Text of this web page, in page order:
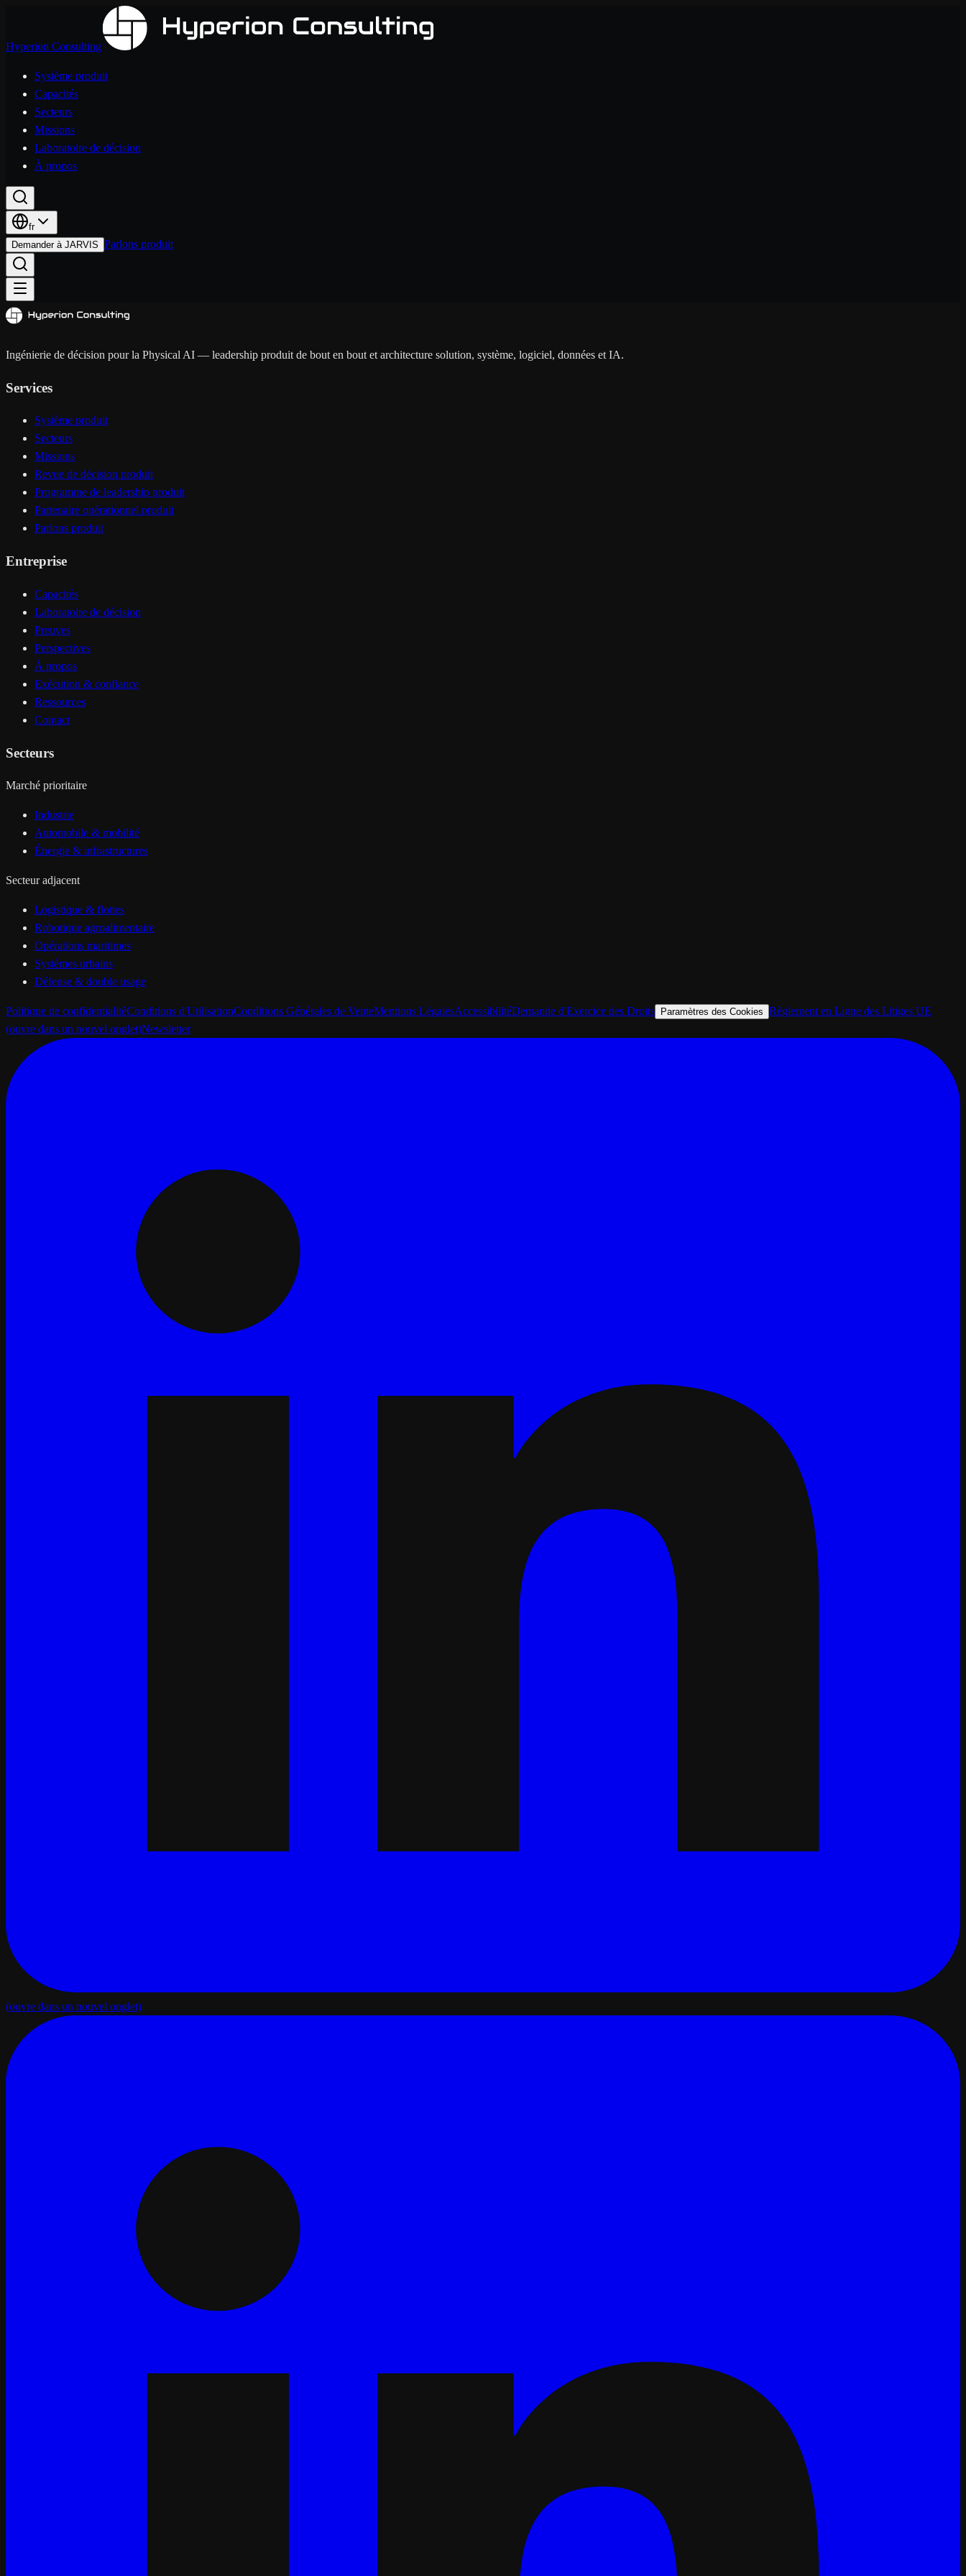
Hyperion Consulting
Système produit
Capacités
Secteurs
Missions
Laboratoire de décision
À propos
fr
Demander à JARVIS Parlons produit
Ingénierie de décision pour la Physical AI — leadership produit de bout en bout et architecture solution, système, logiciel, données et IA.
Services
Système produit
Secteurs
Missions
Revue de décision produit
Programme de leadership produit
Partenaire opérationnel produit
Parlons produit
Entreprise
Capacités
Laboratoire de décision
Preuves
Perspectives
À propos
Exécution & confiance
Ressources
Contact
Secteurs
Marché prioritaire
Industrie
Automobile & mobilité
Énergie & infrastructures
Secteur adjacent
Logistique & flottes
Robotique agroalimentaire
Opérations maritimes
Systèmes urbains
Défense & double usage
Politique de confidentialitéConditions d'UtilisationConditions Générales de VenteMentions LégalesAccessibilitéDemande d'Exercice des Droits Paramètres des Cookies Règlement en Ligne des Litiges UE
(ouvre dans un nouvel onglet)Newsletter
(ouvre dans un nouvel onglet)